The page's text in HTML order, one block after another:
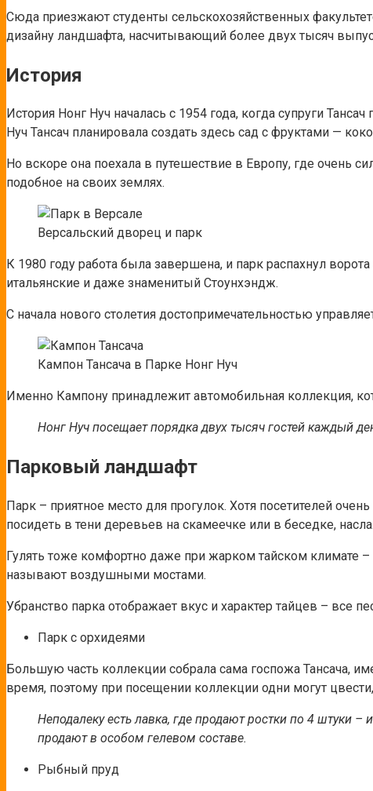
Сюда приезжают студенты сельскохозяйственных
дизайну ландшафта, насчитывающий более двух тысяч
История
История Нонг Нуч началась с 1954 года, когда супруги
Нуч Тансач планировала создать здесь сад с фруктами —
Но вскоре она поехала в путешествие в Европу, где очень
подобное на своих землях.
Версальский дворец и парк
К 1980 году работа была завершена, и парк распахнул
итальянские и даже знаменитый Стоунхэндж.
С начала нового столетия достопримечательностью
Кампон Тансача в Парке Нонг Нуч
Именно Кампону принадлежит автомобильная коллекция,
Нонг Нуч посещает порядка двух тысяч гостей каждый
Парковый ландшафт
Парк – приятное место для прогулок. Хотя посетителей
посидеть в тени деревьев на скамеечке или в беседке,
Гулять тоже комфортно даже при жарком тайском
называют воздушными мостами.
Убранство парка отображает вкус и характер тайцев – все
Парк с орхидеями
Большую часть коллекции собрала сама госпожа Тансача,
время, поэтому при посещении коллекции одни могут
Неподалеку есть лавка, где продают ростки по 4 штуки
продают в особом гелевом составе.
Рыбный пруд